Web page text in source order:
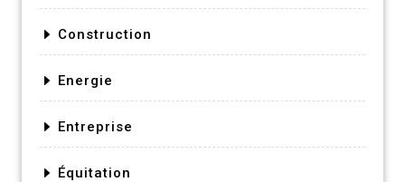
Construction
Energie
Entreprise
Équitation